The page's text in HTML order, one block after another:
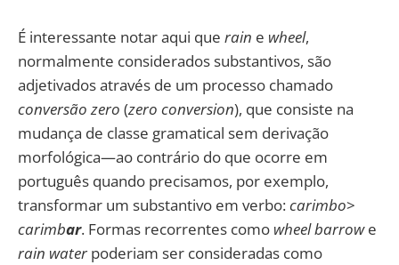
É interessante notar aqui que rain e wheel,
normalmente considerados substantivos, são
adjetivados através de um processo chamado
conversão zero (zero conversion), que consiste na
mudança de classe gramatical sem derivação
morfológica—ao contrário do que ocorre em
português quando precisamos, por exemplo,
transformar um substantivo em verbo:carimbo>
carimbar. Formas recorrentes como wheel barrowe
rain waterpoderiam ser consideradas como